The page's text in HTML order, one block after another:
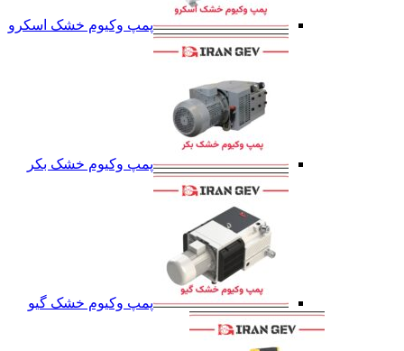
پمپ وکیوم خشک اسکرو
پمپ وکیوم خشک بکر
پمپ وکیوم خشک گیو